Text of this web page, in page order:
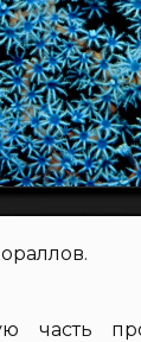
часть